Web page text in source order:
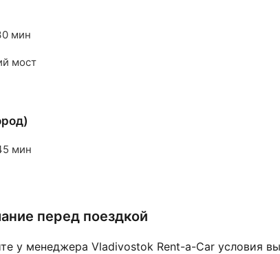
мин
мост
мин
перед поездкой
у менеджера Vladivostok Rent-a-Car условия